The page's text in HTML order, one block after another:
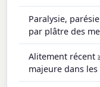
Paralysie,
par plâtre des
Alitement récent
majeure dans